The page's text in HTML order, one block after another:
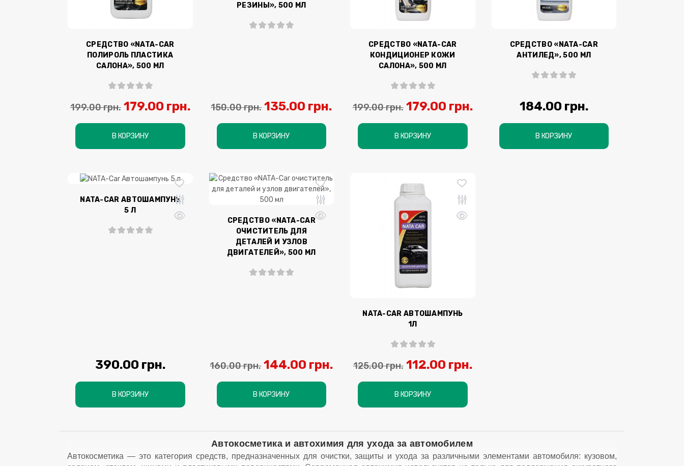
СРЕДСТВО «NATA-CAR
ПОЛИРОЛЬ ПЛАСТИКА
САЛОНА», 500 МЛ
199.00 грн. 179.00 грн.
В КОРЗИНУ
РЕЗИНЫ», 500 МЛ
150.00 грн. 135.00 грн.
В КОРЗИНУ
СРЕДСТВО «NATA-CAR
КОНДИЦИОНЕР КОЖИ
САЛОНА», 500 МЛ
199.00 грн. 179.00 грн.
В КОРЗИНУ
СРЕДСТВО «NATA-CAR
АНТИЛЕД», 500 МЛ
184.00 грн.
В КОРЗИНУ
NATA-CAR АВТОШАМПУНЬ
5 Л
390.00 грн.
В КОРЗИНУ
СРЕДСТВО «NATA-CAR
ОЧИСТИТЕЛЬ ДЛЯ
ДЕТАЛЕЙ И УЗЛОВ
ДВИГАТЕЛЕЙ», 500 МЛ
160.00 грн. 144.00 грн.
В КОРЗИНУ
NATA-CAR АВТОШАМПУНЬ
1Л
125.00 грн. 112.00 грн.
В КОРЗИНУ
Автокосметика и автохимия для ухода за автомобилем
Автокосметика — это категория средств, предназначенных для очистки, защиты и ухода за различными элементами автомобиля: кузовом,